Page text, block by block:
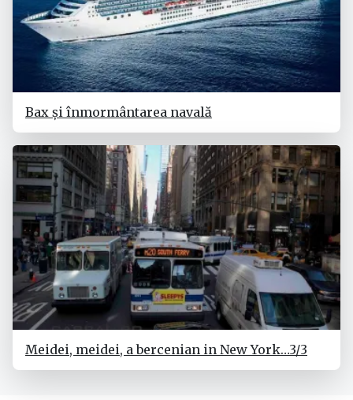
Bax și înmormântarea navală
Meidei, meidei, a bercenian in New York…3/3